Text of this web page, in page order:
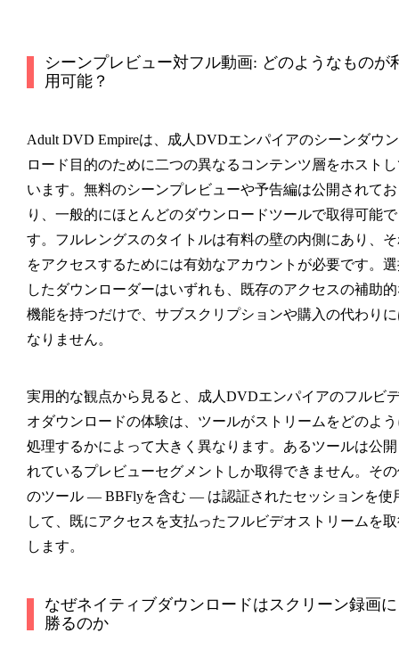
シーンプレビュー対フル動画: どのようなものが
用可能？
Adult DVD Empireは、成人DVDエンパイアのシーンダウン
ロード目的のために二つの異なるコンテンツ層をホスト
います。無料のシーンプレビューや予告編は公開されてお
り、一般的にほとんどのダウンロードツールで取得可能で
す。フルレングスのタイトルは有料の壁の内側にあり、
をアクセスするためには有効なアカウントが必要です。
したダウンローダーはいずれも、既存のアクセスの補助
機能を持つだけで、サブスクリプションや購入の代わり
なりません。
実用的な観点から見ると、成人DVDエンパイアのフルビ
オダウンロードの体験は、ツールがストリームをどのよ
処理するかによって大きく異なります。あるツールは公
れているプレビューセグメントしか取得できません。そ
のツール — BBFlyを含む — は認証されたセッションを使
して、既にアクセスを支払ったフルビデオストリームを
します。
なぜネイティブダウンロードはスクリーン録画に
勝るのか